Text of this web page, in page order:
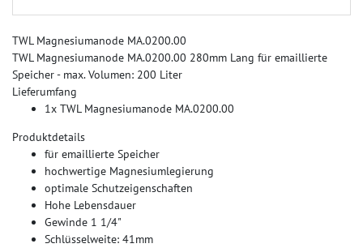
TWL Magnesiumanode MA.0200.00
TWL Magnesiumanode MA.0200.00 280mm Lang für emaillierte
Speicher - max. Volumen: 200 Liter
Lieferumfang
1x TWL Magnesiumanode MA.0200.00
Produktdetails
für emaillierte Speicher
hochwertige Magnesiumlegierung
optimale Schutzeigenschaften
Hohe Lebensdauer
Gewinde 1 1/4"
Schlüsselweite: 41mm